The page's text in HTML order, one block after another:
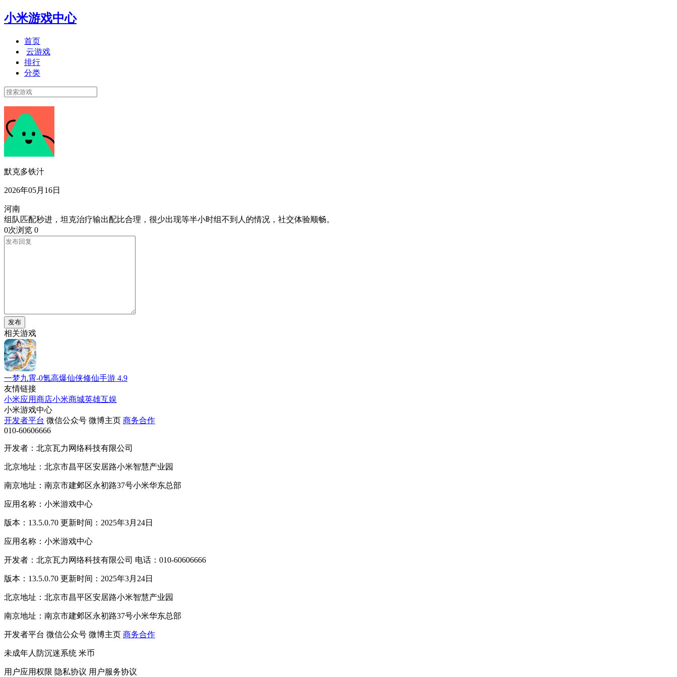
小米游戏中心
首页
云游戏
排行
分类
默克多铁汁
2026年05月16日
河南
组队匹配秒进，坦克治疗输出配比合理，很少出现等半小时组不到人的情况，社交体验顺畅。
0次浏览 0
发布
相关游戏
一梦九霄-0氪高爆仙侠修仙手游 4.9
友情链接
小米应用商店小米商城英雄互娱
小米游戏中心
开发者平台 微信公众号 微博主页 商务合作
010-60606666
开发者：北京瓦力网络科技有限公司
北京地址：北京市昌平区安居路小米智慧产业园
南京地址：南京市建邺区永初路37号小米华东总部
应用名称：小米游戏中心
版本：13.5.0.70 更新时间：2025年3月24日
应用名称：小米游戏中心
开发者：北京瓦力网络科技有限公司 电话：010-60606666
版本：13.5.0.70 更新时间：2025年3月24日
北京地址：北京市昌平区安居路小米智慧产业园
南京地址：南京市建邺区永初路37号小米华东总部
开发者平台 微信公众号 微博主页 商务合作
未成年人防沉迷系统 米币
用户应用权限 隐私协议 用户服务协议